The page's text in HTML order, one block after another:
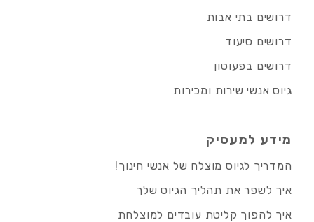
דרושים בתי אבות
דרושים סיעוד
דרושים בפעוטון
גיוס אנשי שירות ומכירות
מידע למעסיק
המדריך לגיוס מוצלח של אנשי חינוך!
איך לשפר את תהליך הגיוס שלך
איך להפוך קליטת עובדים למוצלחת